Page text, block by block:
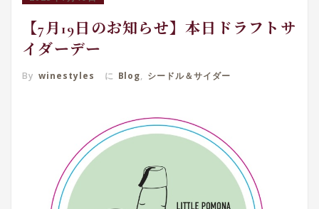
【7月19日のお知らせ】本日ドラフトサ
イダーデー
By winestyles に Blog, シードル＆サイダー